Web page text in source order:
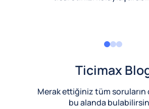
Ticimax
Merak ettiğiniz tüm soruların
bu alanda